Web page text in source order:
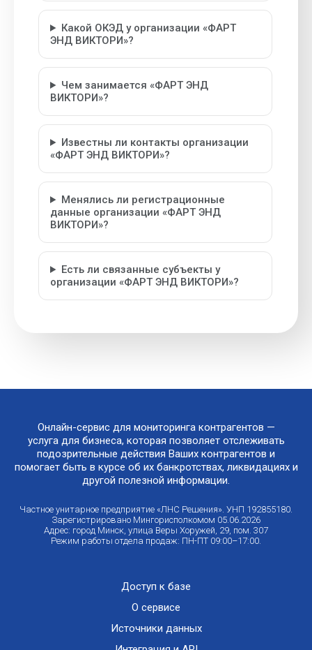
Какой ОКЭД у организации «ФАРТ
ЭНД ВИКТОРИ»?
Чем занимается «ФАРТ ЭНД
ВИКТОРИ»?
Известны ли контакты организации
«ФАРТ ЭНД ВИКТОРИ»?
Менялись ли регистрационные
данные организации «ФАРТ ЭНД
ВИКТОРИ»?
Есть ли связанные субъекты у
организации «ФАРТ ЭНД ВИКТОРИ»?
Онлайн-сервис для мониторинга контрагентов —
услуга для бизнеса, которая позволяет отслеживать
подозрительные действия Ваших контрагентов и
помогает быть в курсе об их банкротствах, ликвидациях и
другой полезной информации.
Частное унитарное предприятие «ЛНС Решения». УНП 192855180.
Зарегистрировано Мингорисполкомом 05.06.2026
Адрес: город Минск, улица Веры Хоружей, 29, пом. 307
Режим работы отдела продаж: ПН-ПТ 09:00–17:00.
Доступ к базе
О сервисе
Источники данных